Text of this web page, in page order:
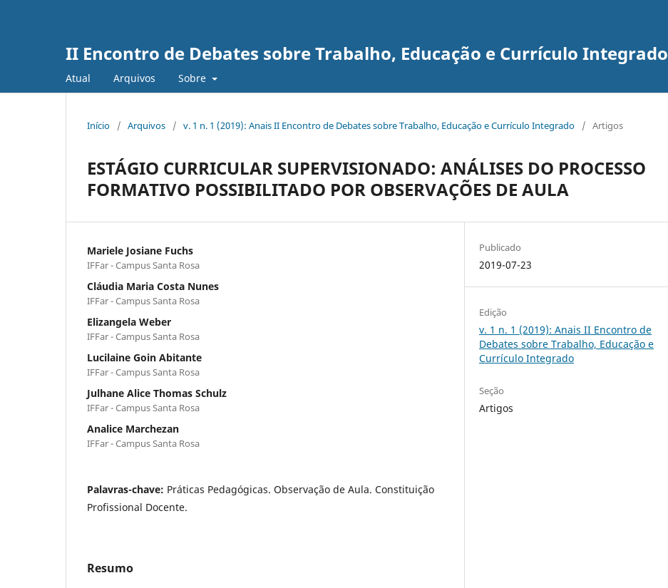
II Encontro de Debates sobre Trabalho, Educação e Currículo Integrado
Atual Arquivos Sobre
Início / Arquivos / v. 1 n. 1 (2019): Anais II Encontro de Debates sobre Trabalho, Educação e Currículo Integrado / Artigos
ESTÁGIO CURRICULAR SUPERVISIONADO: ANÁLISES DO PROCESSO
FORMATIVO POSSIBILITADO POR OBSERVAÇÕES DE AULA
Mariele Josiane Fuchs
IFFar - Campus Santa Rosa
Cláudia Maria Costa Nunes
IFFar - Campus Santa Rosa
Elizangela Weber
IFFar - Campus Santa Rosa
Lucilaine Goin Abitante
IFFar - Campus Santa Rosa
Julhane Alice Thomas Schulz
IFFar - Campus Santa Rosa
Analice Marchezan
IFFar - Campus Santa Rosa
Palavras-chave: Práticas Pedagógicas. Observação de Aula. Constituição
Profissional Docente.
Resumo
Publicado
2019-07-23
Edição
v. 1 n. 1 (2019): Anais II Encontro de
Debates sobre Trabalho, Educação e
Currículo Integrado
Seção
Artigos